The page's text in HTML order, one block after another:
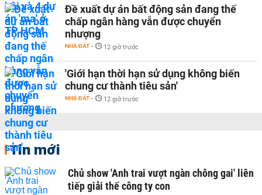
Đề xuất dự án bất động sản đang thế
chấp ngân hàng vẫn được chuyển
nhượng
NHÀ ĐẤT - 12 giờ trước
'Giới hạn thời hạn sử dụng không biến
chung cư thành tiêu sản'
NHÀ ĐẤT - 12 giờ trước
Tin mới
Chủ show 'Anh trai vượt ngàn chông gai' liên
tiếp giải thế công ty con